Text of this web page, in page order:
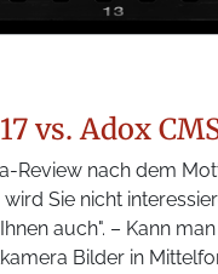
vs. Adox
Review nach dem
wird Sie nicht
auch". – Kann
Bilder in